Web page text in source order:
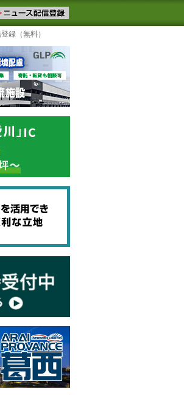
。物流ニュースメール配信を登録す
見るテーマ
録（無料）